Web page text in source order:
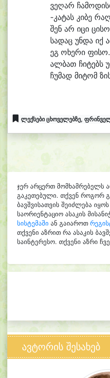
ვეღარ ჩამო
-კატას კიბე რა
შენ არ იცი ცი
სადაც უნდა იქ
ეგ ოხერი ფისო.
ალბათ ჩიტებს
ჩუმად მიტომ ზი
ლექსები ცხოველებზე,
ჯერ არცერთ მომხამრებელს
გაკეთებული. თქვენ როგორ
ბავშვისათვის შეიძლება
საორიენტაციო ასაკის
სისტემაში ან გაიაროთ
თქვენი აზრით რა ასაკის
საინტერესო. თქვენი აზრი
ავტორის შესახებ